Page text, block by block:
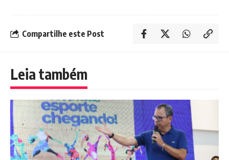
Compartilhe este Post
Leia também